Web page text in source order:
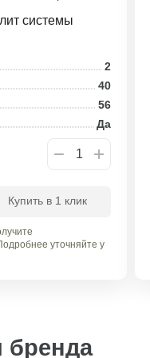
системы
2
40
56
Да
Купить в 1 клик
уточняйте у
бренда